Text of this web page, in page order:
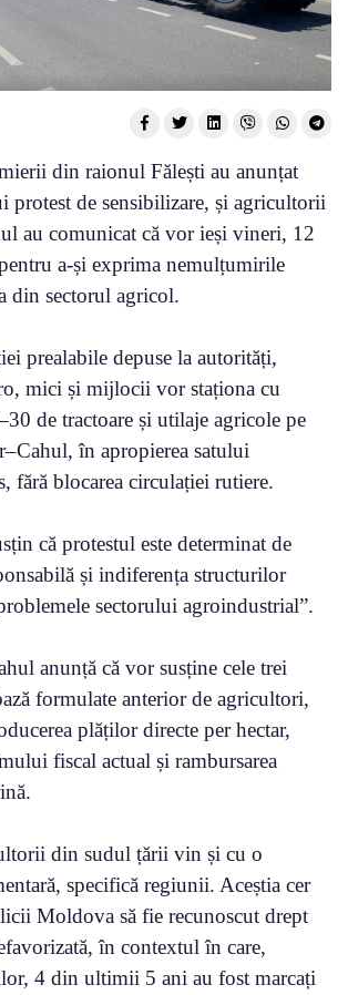
din raionul Fălești au anunțat
protest de sensibilizare, și agricultorii
au comunicat că vor ieși vineri, 12
a-și exprima nemulțumirile
din sectorul agricol.
prealabile depuse la autorități,
mici și mijlocii vor staționa cu
de tractoare și utilaje agricole pe
în apropierea satului
fără blocarea circulației rutiere.
că protestul este determinat de
și indiferența structurilor
sectorului agroindustrial”.
anunță că vor susține cele trei
formulate anterior de agricultori,
plăților directe per hectar,
fiscal actual și rambursarea
din sudul țării vin și cu o
specifică regiunii. Aceștia cer
Moldova să fie recunoscut drept
în contextul în care,
4 din ultimii 5 ani au fost marcați